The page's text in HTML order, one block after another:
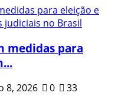
medidas para
8, 2026 0
33